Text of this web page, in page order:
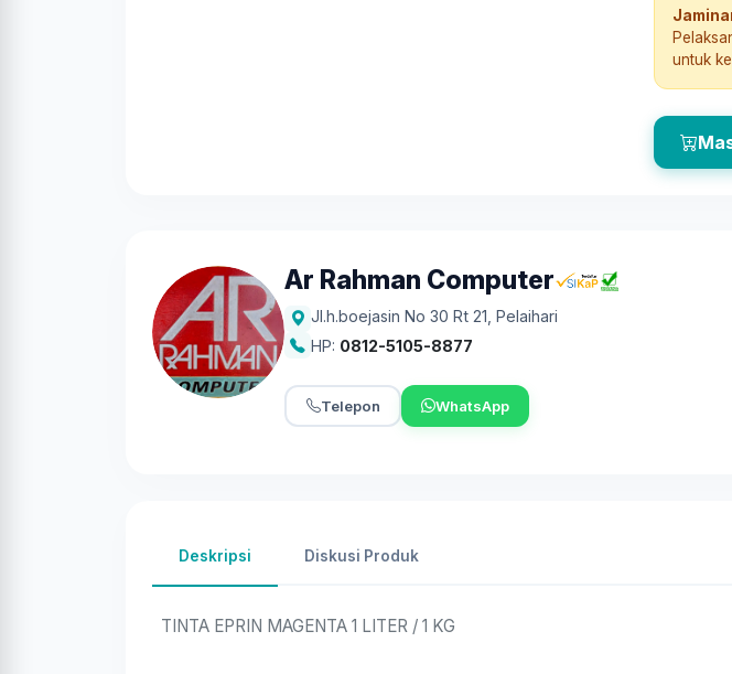
untuk
Ar Rahman Computer
Jl.h.boejasin No 30 Rt 21 Pelaihari
HP: 0812-5105-8877
Telepon WhatsApp
Deskripsi Diskusi Produk
TINTA EPRIN MAGENTA 1 LITER / 1 KG